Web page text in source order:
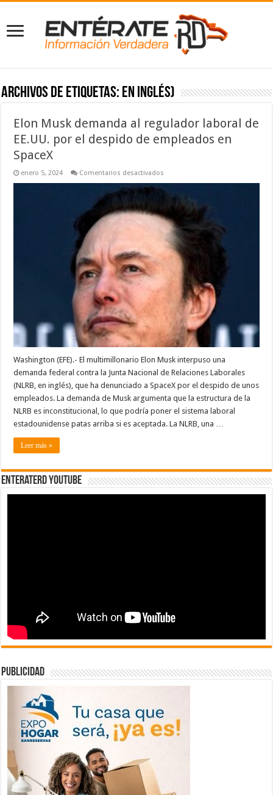
Archivos de etiquetas: en inglés)
Elon Musk demanda al regulador laboral de
EE.UU. por el despido de empleados en
SpaceX
enero 5, 2024 Comentarios desactivados
demanda
regulador
laboral
de
EE.UU.
por
el
despido
empleados
SpaceX
Washington (EFE).- El multimillonario Elon Musk interpuso una
demanda federal contra la Junta Nacional de Relaciones Laborales
(NLRB, en inglés), que ha denunciado a SpaceX por el despido de unos
empleados. La demanda de Musk argumenta que la estructura de la
NLRB es inconstitucional, lo que podría poner el sistema laboral
estadounidense patas arriba si es aceptada. La NLRB, una …
Leer más »
EnterateRD YOUTUBE
publicidad